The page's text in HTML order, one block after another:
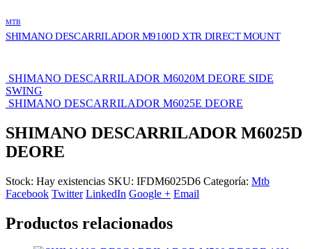
MTB
SHIMANO DESCARRILADOR M9100D XTR DIRECT MOUNT
SHIMANO DESCARRILADOR M6020M DEORE SIDE
SWING
SHIMANO DESCARRILADOR M6025E DEORE
SHIMANO DESCARRILADOR M6025D
DEORE
Stock: Hay existencias SKU: IFDM6025D6 Categoría: Mtb
Facebook Twitter LinkedIn Google + Email
Productos relacionados